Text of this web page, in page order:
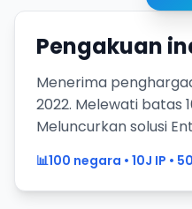
Pengakuan
Menerima
2022. Melewati batas
Meluncurkan solusi
📊100 negara • 10J IP •